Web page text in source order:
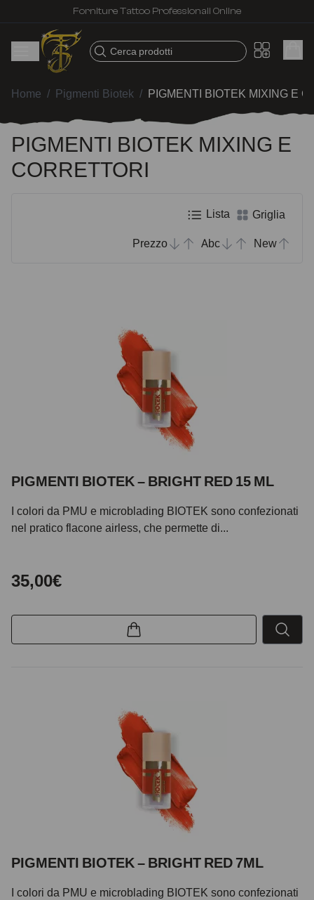
Forniture Tattoo Professionali Online
Cerca prodotti
Home / Pigmenti Biotek / PIGMENTI BIOTEK MIXING E
PIGMENTI BIOTEK MIXING E
CORRETTORI
Lista Griglia
Prezzo Abc New
PIGMENTI BIOTEK – BRIGHT RED 15 ML
I colori da PMU e microblading BIOTEK sono confezionati
nel pratico flacone airless, che permette di...
35,00€
PIGMENTI BIOTEK – BRIGHT RED 7ML
I colori da PMU e microblading BIOTEK sono confezionati